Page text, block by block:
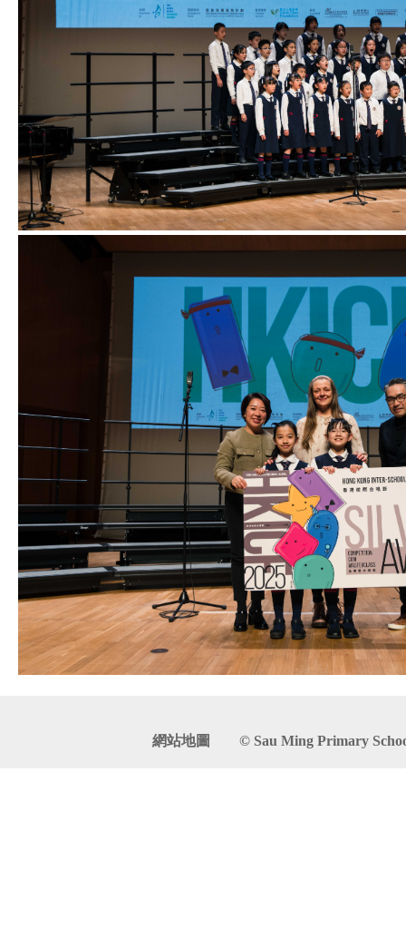
網站地圖 © Sau Ming Primary